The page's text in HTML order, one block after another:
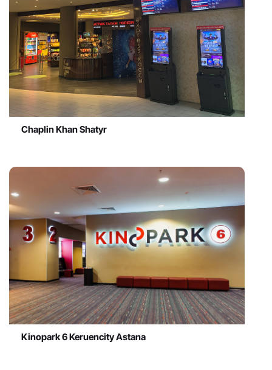
Chaplin Khan Shatyr
Kinopark 6 Keruencity Astana